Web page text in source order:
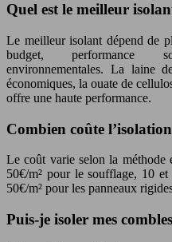
Quel est le meilleur
Le meilleur isolant dépend de
budget, performance
environnementales. La laine
économiques, la ouate de
offre une haute performance.
Combien coûte
Le coût varie selon la méthode
50€/m² pour le soufflage, 10
50€/m² pour les panneaux
Puis-je isoler mes